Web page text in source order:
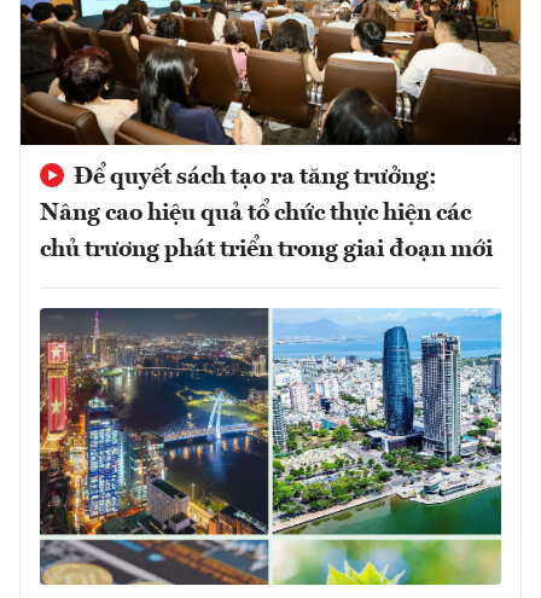
Để quyết sách tạo ra tăng trưởng:
Nâng cao hiệu quả tổ chức thực hiện các
chủ trương phát triển trong giai đoạn mới